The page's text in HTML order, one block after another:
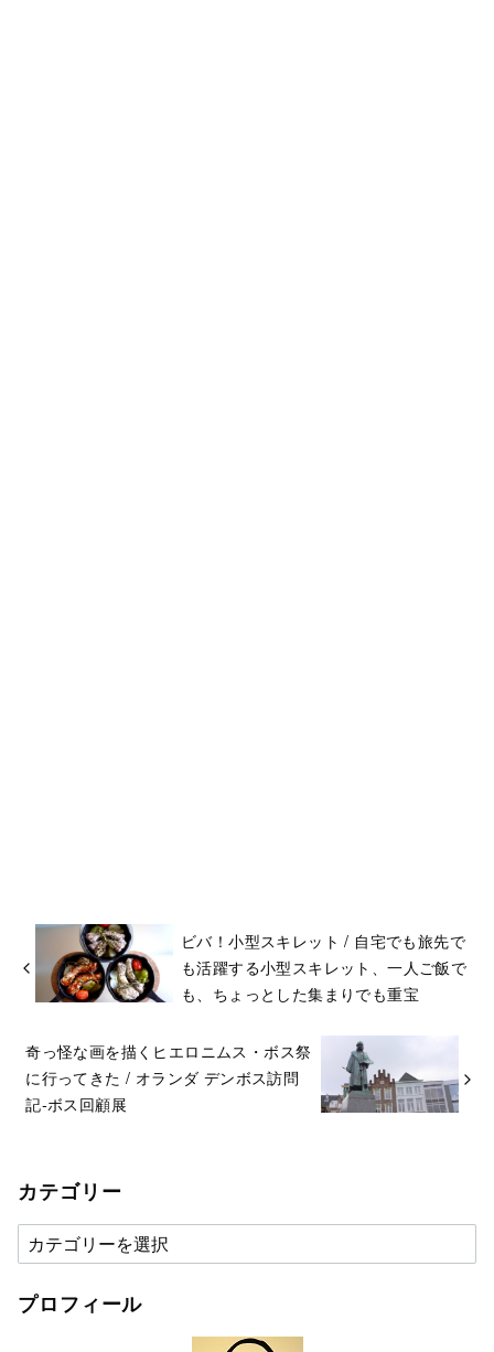
ビバ！小型スキレット / 自宅でも旅先で
も活躍する小型スキレット、一人ご飯で
も、ちょっとした集まりでも重宝
奇っ怪な画を描くヒエロニムス・ボス祭
に行ってきた / オランダ デンボス訪問
記-ボス回顧展
カテゴリー
カ
テ
ゴ
プロフィール